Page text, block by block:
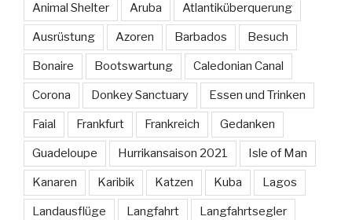
Animal Shelter Aruba Atlantiküberquerung
Ausrüstung Azoren Barbados Besuch
Bonaire Bootswartung Caledonian Canal
Corona Donkey Sanctuary Essen und Trinken
Faial Frankfurt Frankreich Gedanken
Guadeloupe Hurrikansaison 2021 Isle of Man
Kanaren Karibik Katzen Kuba Lagos
Landausflüge Langfahrt Langfahrtsegler